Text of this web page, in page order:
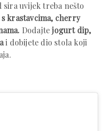
uvijek treba nešto
krastavcima, cherry
Dodajtejogurt dip,
i dobijete dio stola koji